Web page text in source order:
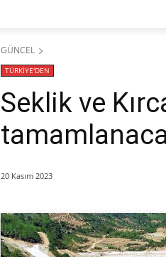
GÜNCEL
TÜRKİYE'DEN
Seklik ve
20 Kasım 2023